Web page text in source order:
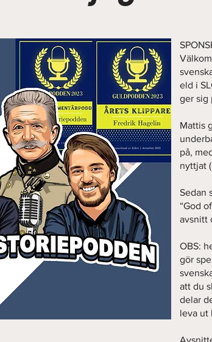
eld i
ger sig
Mattis
på,
nyttjat
Sedan
“God
avsnitt
OBS:
gör
att du
delar
leva ut